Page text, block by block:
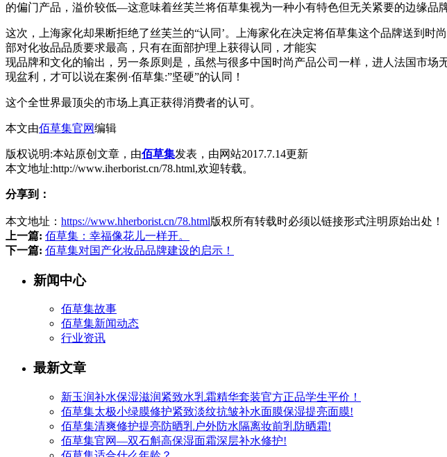
的偏门产品，溢价较低—这意味着丝芙兰将佰草集视为一种小有特色但无关紧要的边缘品牌
这次，上海家化却果断拒绝了丝芙兰的“认同’。上海家化在决定将佰草集这个品牌送到
部对化妆品品质要求最高，只有在面部护理上获得认同，才能实
现品牌和文化的输出，另一条原则是，虽然与很多中国时尚产品公司一样，进人法国市
现盆利，才可以说在案例·佰草集:”坚硬”的认同！
这个全世界最顶尖的市场上真正获得消费者的认可。
本文由佰草集官网编辑
版权说明:本站原创文章，由佰草集发表，由网站2017.7.14更新
本文地址:http://www.iherborist.cn/78.html,欢迎转载。
分享到：
本文地址： https://www.hherborist.cn/78.html版权所有转载时必须以链接形式注明原始出处！
上一篇: 佰草集：幸福像花儿一样开。
下一篇: 佰草集对国产化妆品品牌建设的启示！
新闻中心
佰草集故事
佰草集新闻动态
行业资讯
最新文章
新玉润补水保湿滋润紧致水乳霜精华套装官方正品学生平价！
佰草集太极小绿膜修护紧致淡纹抗皱补水面膜保湿提亮面膜!
佰草集清爽修护提亮防晒乳户外防水隔离妆前乳防晒霜!
佰草集官网—双石斛高保湿面霜深层补水修护!